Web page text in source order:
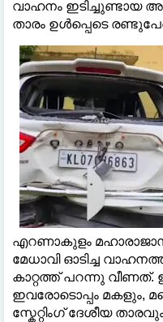
വാഹനം ഇടിച്ചുണ്ടായ
താരം ഉള്‍പ്പെടെ
എറണാകുളം
മേധാവി ഓടിച്ച
കാറ്റത്ത് പറന്നു
ഇവരോടൊപ്പം മകളും,
സ്കേറ്റിംഗ് ദേശീയ